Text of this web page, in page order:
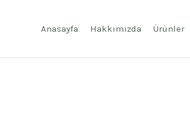
Anasayfa Hakkımızda Ürünler